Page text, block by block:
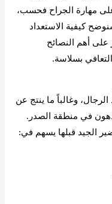
مهارة الجراح فحسب،
كيفية الاستعداد
على أهم النصائح
بسلاسة.
وغالباً ما ينتج عن
في منطقة الصدر.
الجيد قبلها يسهم في: